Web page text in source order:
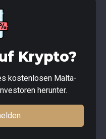
Krypto?
kostenlosen Malta-
herunter.